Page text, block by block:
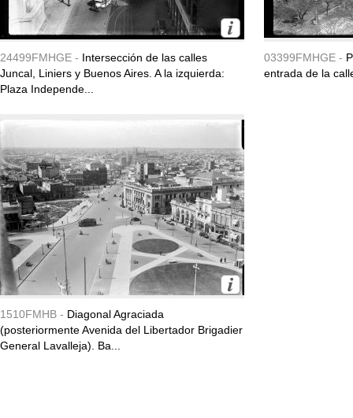
24499FMHGE - Intersección de las calles
Juncal, Liniers y Buenos Aires. A la izquierda:
Plaza Independe...
03399FMHGE -
entrada de la
1510FMHB - Diagonal Agraciada
(posteriormente Avenida del Libertador Brigadier
General Lavalleja). Ba...